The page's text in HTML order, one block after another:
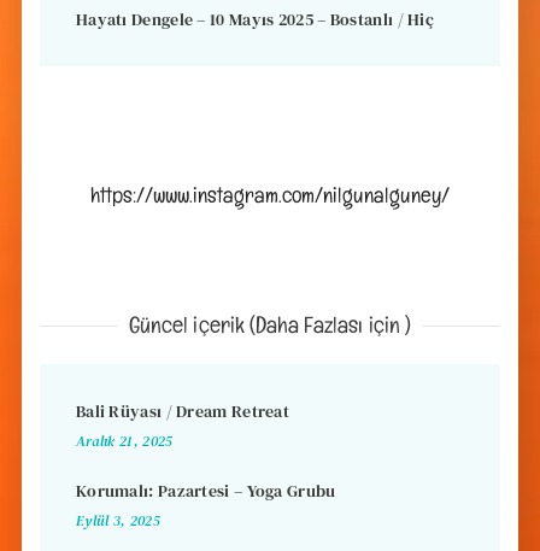
Hayatı Dengele – 10 Mayıs 2025 – Bostanlı / Hiç
https://www.instagram.com/nilgunalguney/
Güncel içerik (Daha Fazlası için )
Bali Rüyası / Dream Retreat
Aralık 21, 2025
Korumalı: Pazartesi – Yoga Grubu
Eylül 3, 2025